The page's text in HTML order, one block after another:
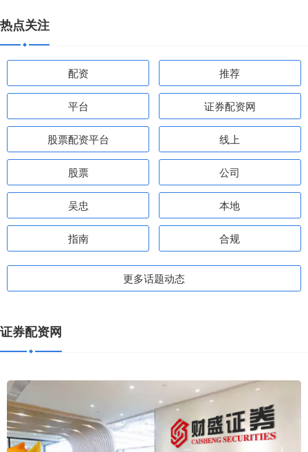
热点关注
配资 推荐
平台 证券配资网
股票配资平台 线上
股票 公司
吴忠 本地
指南 合规
更多话题动态
证券配资网